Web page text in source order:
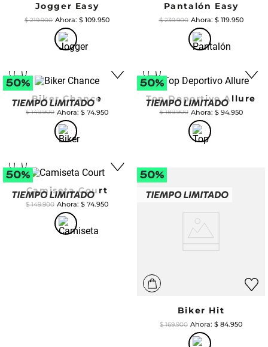
Jogger Easy
$ 219.900 $ 109.950
Pantalón Easy
$ 239.900 $ 119.950
Biker Chance
$ 149.900 $ 74.950
Top Deportivo Allure
$ 189.900 $ 94.950
Camiseta Court
$ 149.900 $ 74.950
Biker Hit
$ 169.900 $ 84.950